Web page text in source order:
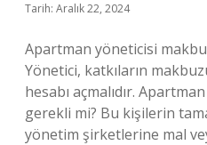
Tarih: Aralık 22, 2024
Apartman yöneticisi
Yönetici, katkıların
hesabı açmalıdır.
gerekli mi? Bu kişilerin
yönetim şirketlerine mal